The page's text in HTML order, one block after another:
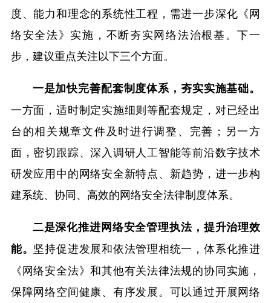
度、能力和理念的系统性工程，需进一步深化《网
络安全法》实施，不断夯实网络法治根基。下一
步，建议重点关注以下三个方面。
一是加快完善配套制度体系，夯实实施基础。
一方面，适时制定实施细则等配套规定，对已经出
台的相关规章文件及时进行调整、完善；另一方
面，密切跟踪、深入调研人工智能等前沿数字技术
研发应用中的网络安全新特点、新趋势，进一步构
建系统、协同、高效的网络安全法律制度体系。
二是深化推进网络安全管理执法，提升治理效
能。 坚持促进发展和依法管理相统一，体系化推进
《网络安全法》和其他有关法律法规的协同实施，
保障网络空间健康、有序发展。可以通过开展网络